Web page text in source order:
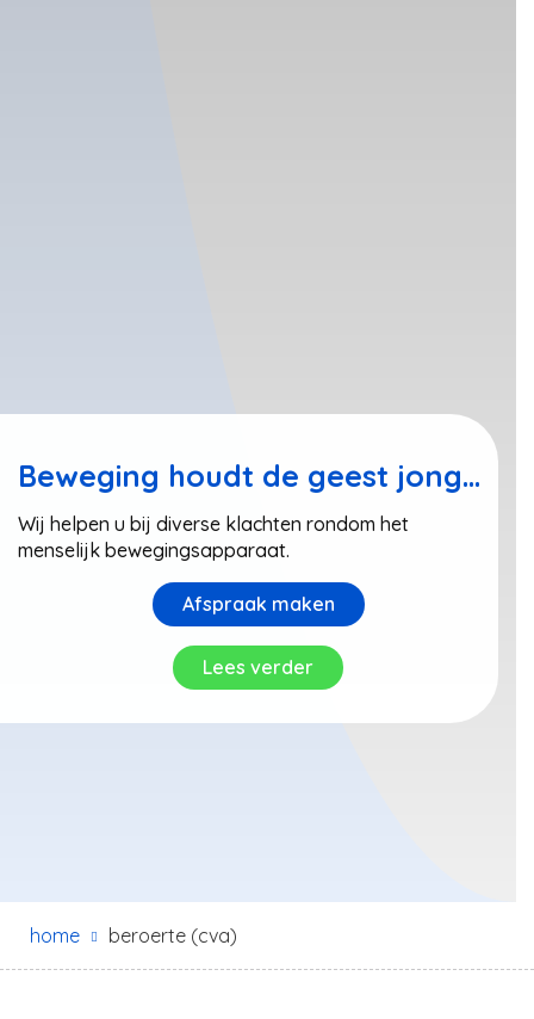
Beweging houdt de geest jong...
Wij helpen u bij diverse klachten rondom het
menselijk bewegingsapparaat.
Afspraak maken
Lees verder
home beroerte (cva)